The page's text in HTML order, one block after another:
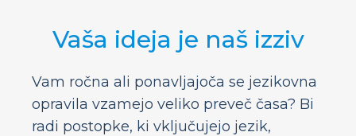
Vaša ideja je naš izziv
Vam ročna ali ponavljajoča se jezikovna
opravila vzamejo veliko preveč časa? Bi
radi postopke, ki vključujejo jezik,